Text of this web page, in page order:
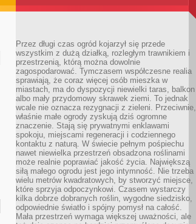
Przez długi czas ogród kojarzył się przede
wszystkim z dużą działką, rozległym trawnikiem i
przestrzenią, którą można dowolnie
zagospodarować. Tymczasem współczesne realia
sprawiają, że coraz więcej osób mieszka w
miastach, ma do dyspozycji niewielki taras, balkon
albo mały przydomowy skrawek ziemi. To jednak
wcale nie oznacza rezygnacji z zieleni. Przeciwnie,
właśnie małe ogrody zyskują dziś ogromne
znaczenie. Stają się prywatnymi enklawami
spokoju, miejscami regeneracji i codziennego
kontaktu z naturą. W świecie pełnym pośpiechu
nawet niewielka przestrzeń obsadzona roślinami
może realnie poprawiać jakość życia. Największą
siłą małego ogrodu jest jego intymność. Nie trzeba
wielu metrów kwadratowych, by stworzyć miejsce,
które sprzyja odpoczynkowi. Czasem wystarczy
kilka dobrze dobranych roślin, wygodne siedzisko,
odpowiednie światło i spójny pomysł na całość.
Mała przestrzeń wymaga większej uważności, ale